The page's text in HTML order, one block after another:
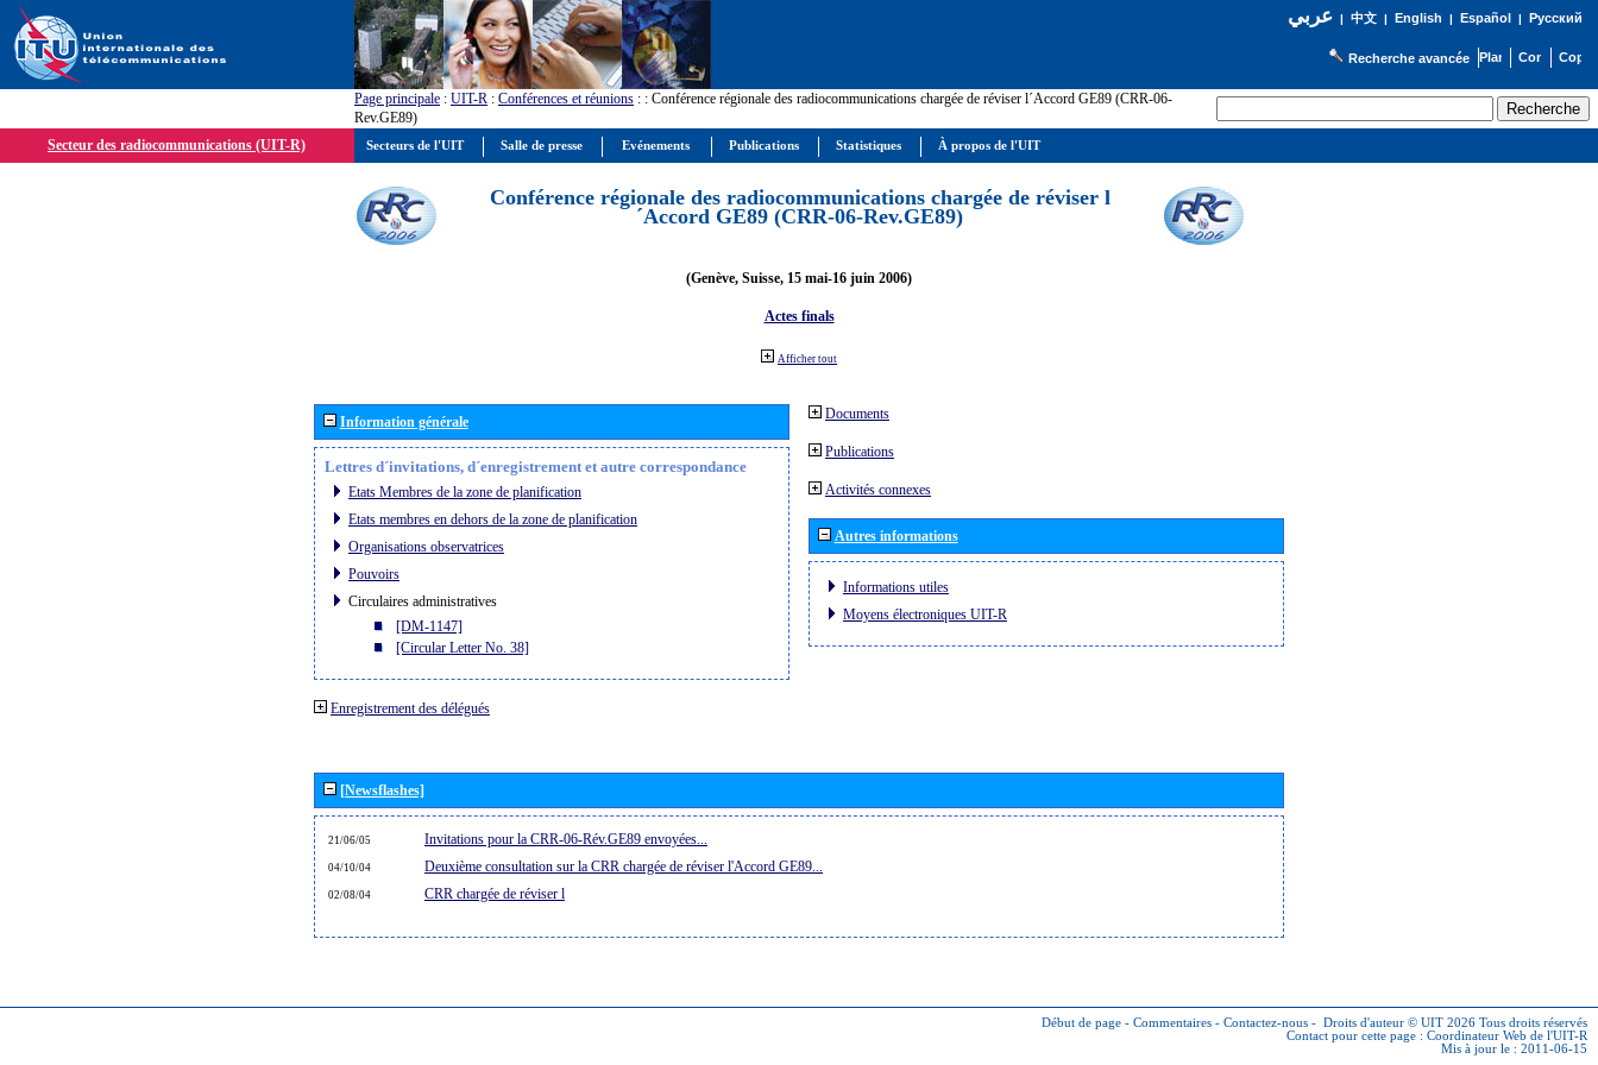
عربي| 中文| English | Español | Русский
Recherche avancée
Page principale : UIT-R : Conférences et réunions : : Conférence régionale des radiocommunications chargée de réviser l´Accord GE89 (CRR-06-
Rev.GE89)
Secteur des radiocommunications (UIT-R)
Conférence régionale des radiocommunications chargée de réviser l
´Accord GE89 (CRR-06-Rev.GE89)
(Genève, Suisse, 15 mai-16 juin 2006)
Actes finals
Afficher tout
Information générale
Lettres d´invitations, d´enregistrement et autre correspondance
Etats Membres de la zone de planification
Etats membres en dehors de la zone de planification
Organisations observatrices
Pouvoirs
Circulaires administratives
[DM-1147]
[Circular Letter No. 38]
Enregistrement des délégués
Documents
Publications
Activités connexes
Autres informations
Informations utiles
Moyens électroniques UIT-R
[Newsflashes]
21/06/05 Invitations pour la CRR-06-Rév.GE89 envoyées...
04/10/04 Deuxième consultation sur la CRR chargée de réviser l'Accord GE89...
02/08/04 CRR chargée de réviser l
Début de page - Commentaires - Contactez-nous - Droits d'auteur © UIT 2026 Tous droits réservés
Contact pour cette page : Coordinateur Web de l'UIT-R
Mis à jour le : 2011-06-15
Secteurs de l'UIT Salle de presse Evénements Publications Statistiques À propos de l'UIT